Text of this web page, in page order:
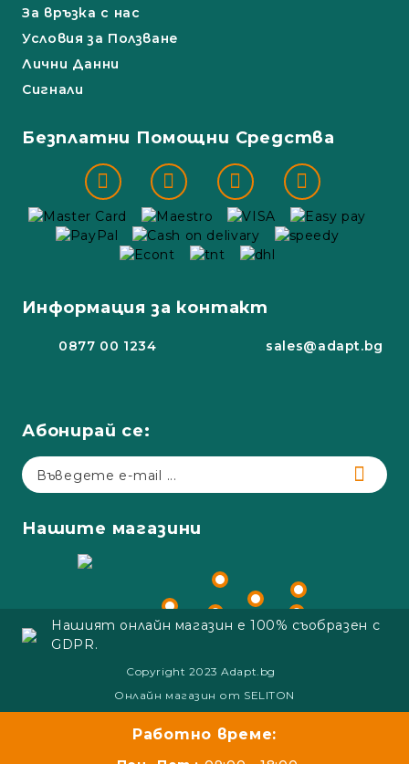
За връзка с нас
Условия за Ползване
Лични Данни
Сигнали
Безплатни Помощни Средства
Информация за контакт
0877 00 1234 sales@adapt.bg
Абонирай се:
Нашите магазини
Нашият онлайн магазин е 100% съобразен с
GDPR.
Copyright 2023 Adapt.bg
Онлайн магазин от SELITON
Работно време: